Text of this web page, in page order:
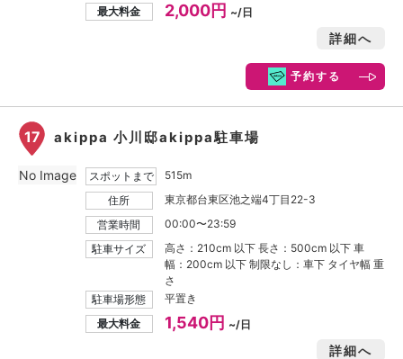
最大料金
2,000円 ~/日
詳細へ
予約する
17 akippa 小川邸akippa駐車場
スポットまで
515m
住所
東京都台東区池之端4丁目22-3
営業時間
00:00〜23:59
駐車サイズ
高さ：210cm 以下 長さ：500cm 以下 車
幅：200cm 以下 制限なし：車下 タイヤ幅 重
さ
駐車場形態
平置き
最大料金
1,540円 ~/日
詳細へ
No Image